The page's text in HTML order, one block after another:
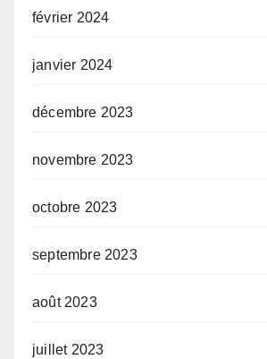
février 2024
janvier 2024
décembre 2023
novembre 2023
octobre 2023
septembre 2023
août 2023
juillet 2023